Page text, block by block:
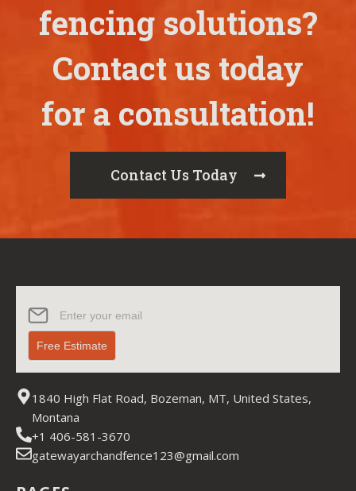
fencing solutions?
Contact us today
for a consultation!
Contact Us Today
Join our
Newsletter
Free Estimate
1840 High Flat Road, Bozeman, MT, United States,
Montana
+1 406-581-3670
gatewayarchandfence123@gmail.com